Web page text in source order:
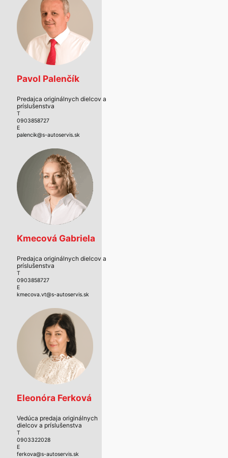
Pavol Palenčík
Predajca originálnych dielcov a
príslušenstva
T
0903858727
E
palencik@s-autoservis.sk
Kmecová Gabriela
Predajca originálnych dielcov a
príslušenstva
T
0903858727
E
kmecova.vt@s-autoservis.sk
Eleonóra Ferková
Vedúca predaja originálnych
dielcov a príslušenstva
T
0903322028
E
ferkova@s-autoservis.sk